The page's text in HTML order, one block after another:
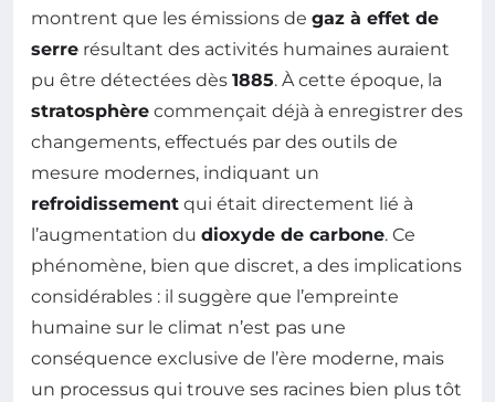
montrent que les émissions de gaz à effet de
serre résultant des activités humaines auraient
pu être détectées dès 1885. À cette époque, la
stratosphère commençait déjà à enregistrer des
changements, effectués par des outils de
mesure modernes, indiquant un
refroidissement qui était directement lié à
l’augmentation du dioxyde de carbone. Ce
phénomène, bien que discret, a des implications
considérables : il suggère que l’empreinte
humaine sur le climat n’est pas une
conséquence exclusive de l’ère moderne, mais
un processus qui trouve ses racines bien plus tôt